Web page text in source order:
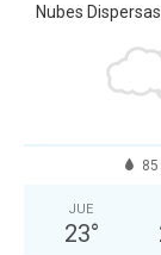
Nubes Dispersas
85
JUE
23°